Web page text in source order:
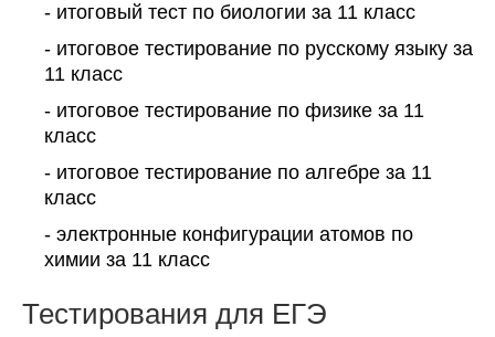
- итоговый тест по биологии за 11 класс
- итоговое тестирование по русскому языку за
11 класс
- итоговое тестирование по физике за 11
класс
- итоговое тестирование по алгебре за 11
класс
- электронные конфигурации атомов по
химии за 11 класс
Тестирования для ЕГЭ